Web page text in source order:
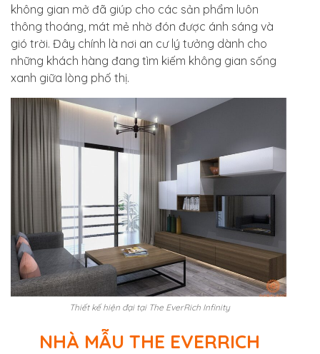
không gian mở đã giúp cho các sản phẩm luôn
thông thoáng, mát mẻ nhờ đón được ánh sáng và
gió trời. Đây chính là nơi an cư lý tưởng dành cho
những khách hàng đang tìm kiếm không gian sống
xanh giữa lòng phố thị.
Thiết kế hiện đại tại The EverRich Infinity
NHÀ MẪU THE EVERRICH